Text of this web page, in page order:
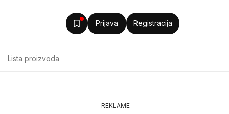
Prijava Registracija
Lista proizvoda
REKLAME